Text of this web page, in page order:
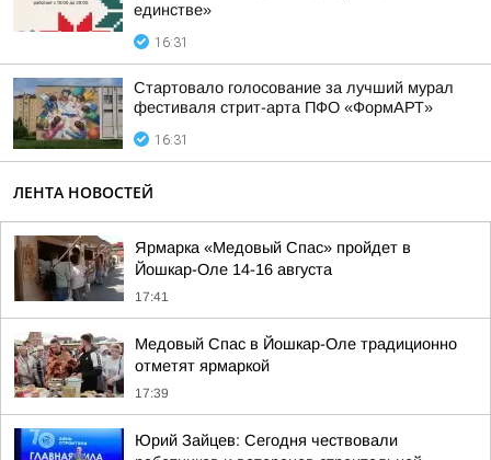
единстве»
16:31
Стартовало голосование за лучший мурал
фестиваля стрит-арта ПФО «ФормАРТ»
16:31
ЛЕНТА НОВОСТЕЙ
Ярмарка «Медовый Спас» пройдет в
Йошкар-Оле 14-16 августа
17:41
Медовый Спас в Йошкар-Оле традиционно
отметят ярмаркой
17:39
Юрий Зайцев: Сегодня чествовали